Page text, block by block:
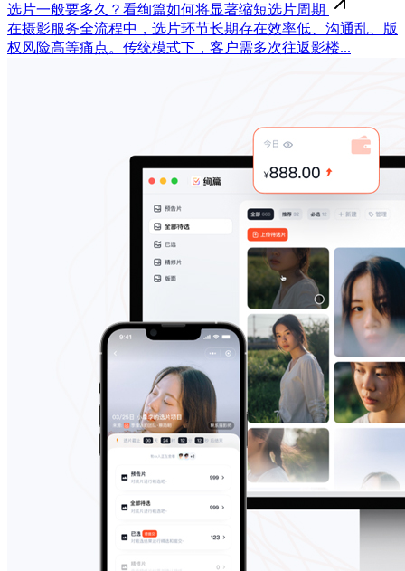
选片一般要多久？看绚篇如何将显著缩短选片周期
在摄影服务全流程中，选片环节长期存在效率低、沟通乱、版
权风险高等痛点。传统模式下，客户需多次往返影楼...